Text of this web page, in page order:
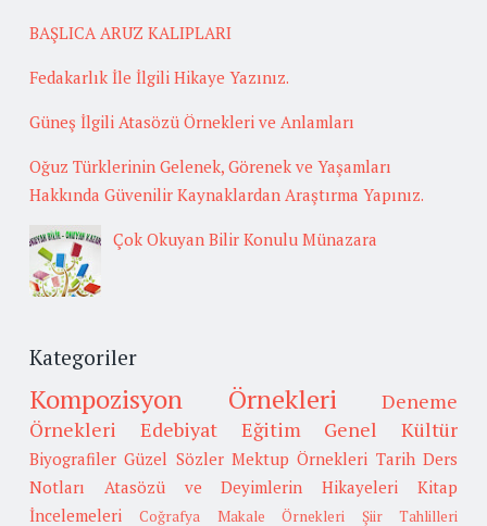
BAŞLICA ARUZ KALIPLARI
Fedakarlık İle İlgili Hikaye Yazınız.
Güneş İlgili Atasözü Örnekleri ve Anlamları
Oğuz Türklerinin Gelenek, Görenek ve Yaşamları
Hakkında Güvenilir Kaynaklardan Araştırma Yapınız.
Çok Okuyan Bilir Konulu Münazara
Kategoriler
Kompozisyon Örnekleri
Deneme
Örnekleri
Edebiyat Eğitim Genel Kültür
Biyografiler Güzel Sözler Mektup Örnekleri Tarih Ders
Notları
Atasözü ve Deyimlerin Hikayeleri
Kitap
İncelemeleri
Coğrafya Makale Örnekleri Şiir Tahlilleri